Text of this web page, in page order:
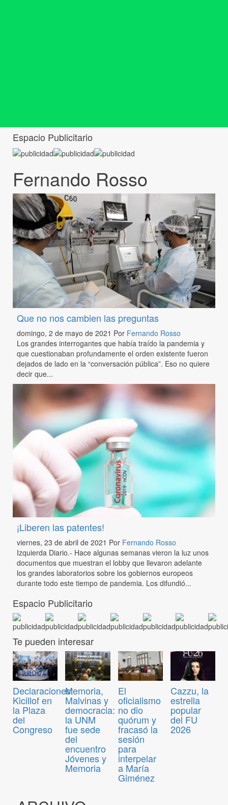
Espacio Publicitario
Fernando Rosso
Que no nos cambien las preguntas
domingo, 2 de mayo de 2021 Por Fernando Rosso
Los grandes interrogantes que había traído la pandemia y
que cuestionaban profundamente el orden existente fueron
dejados de lado en la “conversación pública”. Eso no quiere
decir que...
¡Liberen las patentes!
viernes, 23 de abril de 2021 Por Fernando Rosso
Izquierda Diario.- Hace algunas semanas vieron la luz unos
documentos que muestran el lobby que llevaron adelante
los grandes laboratorios sobre los gobiernos europeos
durante todo este tiempo de pandemia. Los difundió...
Espacio Publicitario
Te pueden interesar
Declaraciones:
Kicillof en
la Plaza
del
Congreso
Memoria,
Malvinas y
democracia:
la UNM
fue sede
del
encuentro
Jóvenes y
Memoria
El
oficialismo
no dio
quórum y
fracasó la
sesión
para
interpelar
a María
Giménez
Cazzu, la
estrella
popular
del FU
2026